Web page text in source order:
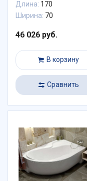
Длина: 170
Ширина: 70
46 026 руб.
В корзину
Сравнить